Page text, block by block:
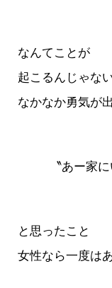
なんてことが
起こるんじゃな
なかなか勇気が
〝あー家
と思ったこと
女性なら一度は